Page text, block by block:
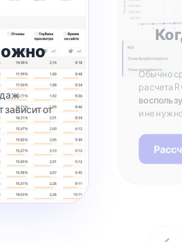
от
Обычно
расчета
и не